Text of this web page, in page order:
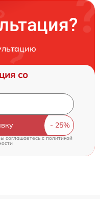
со
соглашаетесь cполитикой